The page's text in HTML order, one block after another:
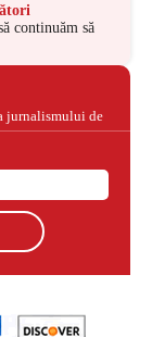
continuăm să
jurnalismului de